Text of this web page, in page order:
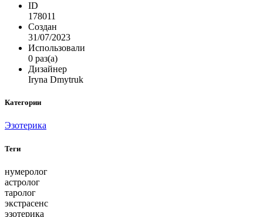
ID
178011
Создан
31/07/2023
Использовали
0 раз(а)
Дизайнер
Iryna Dmytruk
Категории
Эзотерика
Теги
нумеролог
астролог
таролог
экстрасенс
эзотерика